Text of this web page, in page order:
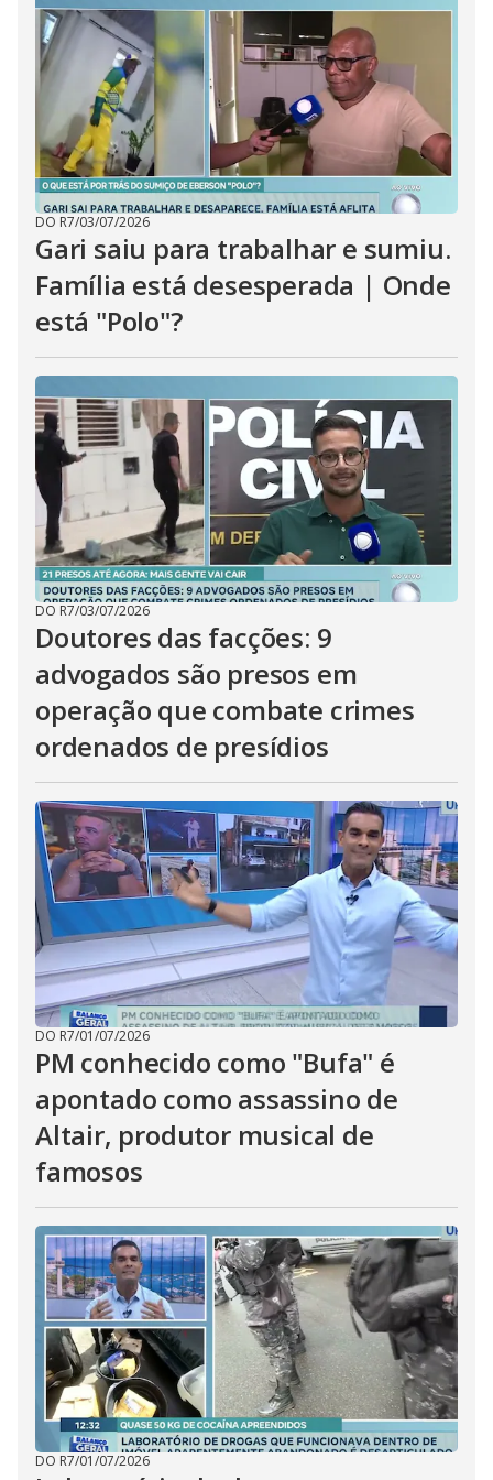
d
e
o
DO R7/03/07/2026
Gari saiu para trabalhar e sumiu.
Família está desesperada | Onde
está "Polo"?
DO R7/03/07/2026
Doutores das facções: 9
advogados são presos em
operação que combate crimes
ordenados de presídios
DO R7/01/07/2026
PM conhecido como "Bufa" é
apontado como assassino de
Altair, produtor musical de
famosos
DO R7/01/07/2026